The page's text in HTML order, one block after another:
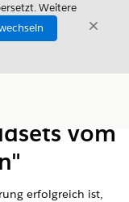
Weitere
vom
erfolgreich ist,